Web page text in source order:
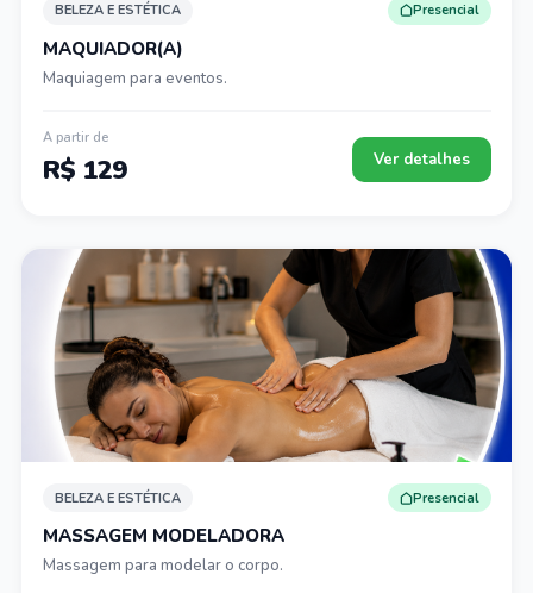
BELEZA E ESTÉTICA Presencial
MAQUIADOR(A)
Maquiagem para eventos.
A partir de
R$ 129 Ver detalhes
BELEZA E ESTÉTICA Presencial
MASSAGEM MODELADORA
Massagem para modelar o corpo.